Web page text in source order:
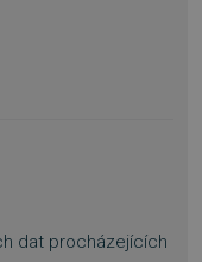
dat procházejících